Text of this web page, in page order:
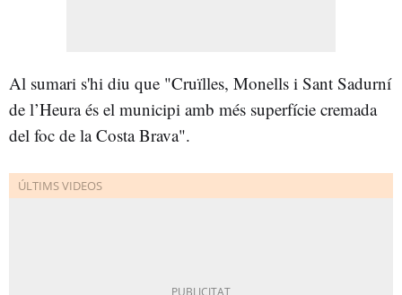
Al sumari s'hi diu que "Cruïlles, Monells i Sant Sadurní
de l’Heura és el municipi amb més superfície cremada
del foc de la Costa Brava".